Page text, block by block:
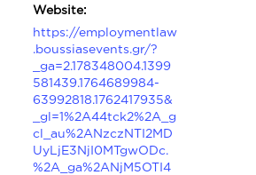
Website:
https://employmentlaw
.boussiasevents.gr/?
_ga=2.178348004.1399
581439.1764689984-
63992818.1762417935&
_gl=1%2A44tck2%2A_g
cl_au%2ANzczNTI2MD
UyLjE3NjI0MTgwODc.
%2A_ga%2ANjM5OTI4